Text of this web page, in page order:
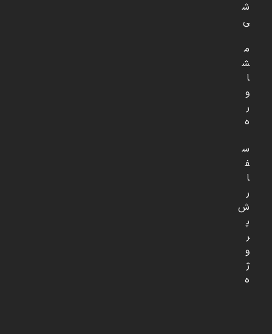
ش
ی
م
ش
ا
و
ر
ه
س
ف
ا
ر
ش
پ
ر
و
ژ
ه